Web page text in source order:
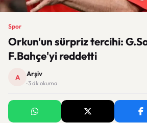
Spor
Orkun'un sürpriz tercihi:
F.Bahçe'yi reddetti
A Arşiv
· 3 dk okuma